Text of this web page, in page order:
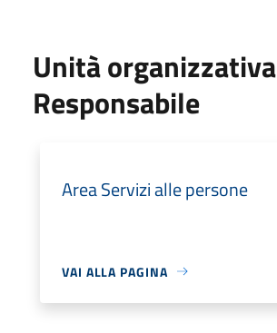
Unità organizzativa
Responsabile
Area Servizi alle persone
VAI ALLA PAGINA